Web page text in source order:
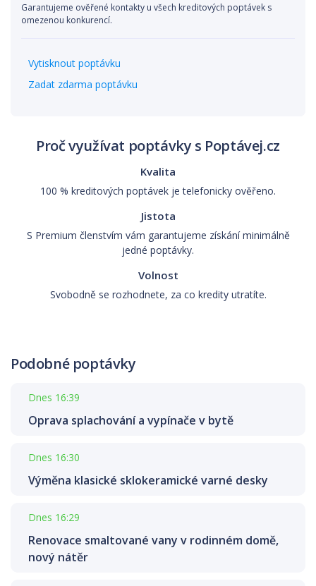
Garantujeme ověřené kontakty u všech kreditových poptávek s
omezenou konkurencí.
Vytisknout poptávku
Zadat zdarma poptávku
Proč využívat poptávky s Poptávej.cz
Kvalita
100 % kreditových poptávek je telefonicky ověřeno.
Jistota
S Premium členstvím vám garantujeme získání minimálně
jedné poptávky.
Volnost
Svobodně se rozhodnete, za co kredity utratíte.
Podobné poptávky
Dnes 16:39
Oprava splachování a vypínače v bytě
Dnes 16:30
Výměna klasické sklokeramické varné desky
Dnes 16:29
Renovace smaltované vany v rodinném domě,
nový nátěr